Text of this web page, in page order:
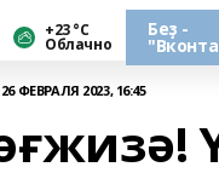
+23 °С
Облачно
Беҙ -
26 ФЕВРАЛЯ 2023, 16:45